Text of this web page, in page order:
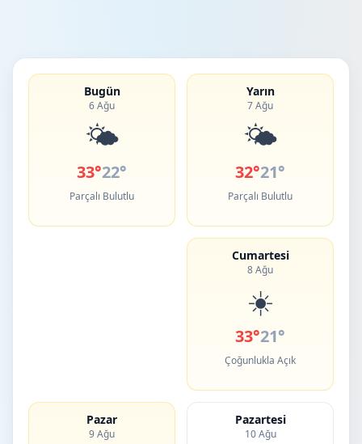
Bugün
6 Ağu
🌤️
33°22°
Parçalı Bulutlu
Yarın
7 Ağu
🌤️
32°21°
Parçalı Bulutlu
Cumartesi
8 Ağu
☀️
33°21°
Çoğunlukla Açık
Pazar
9 Ağu
Pazartesi
10 Ağu